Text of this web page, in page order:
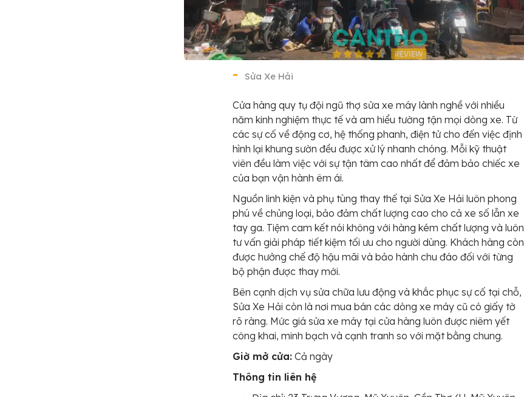
Sửa Xe Hải
Cửa hàng quy tụ đội ngũ thợ sửa xe máy lành nghề với nhiều
năm kinh nghiệm thực tế và am hiểu tường tận mọi dòng xe. Từ
các sự cố về động cơ, hệ thống phanh, điện tử cho đến việc định
hình lại khung sườn đều được xử lý nhanh chóng. Mỗi kỹ thuật
viên đều làm việc với sự tận tâm cao nhất để đảm bảo chiếc xe
của bạn vận hành êm ái.
Nguồn linh kiện và phụ tùng thay thế tại Sửa Xe Hải luôn phong
phú về chủng loại, bảo đảm chất lượng cao cho cả xe số lẫn xe
tay ga. Tiệm cam kết nói không với hàng kém chất lượng và luôn
tư vấn giải pháp tiết kiệm tối ưu cho người dùng. Khách hàng còn
được hưởng chế độ hậu mãi và bảo hành chu đáo đối với từng
bộ phận được thay mới.
Bên cạnh dịch vụ sửa chữa lưu động và khắc phục sự cố tại chỗ,
Sửa Xe Hải còn là nơi mua bán các dòng xe máy cũ có giấy tờ
rõ ràng. Mức giá sửa xe máy tại cửa hàng luôn được niêm yết
công khai, minh bạch và cạnh tranh so với mặt bằng chung.
Giờ mở cửa: Cả ngày
Thông tin liên hệ